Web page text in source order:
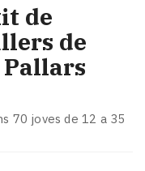
de
de
70 joves de 12 a 35